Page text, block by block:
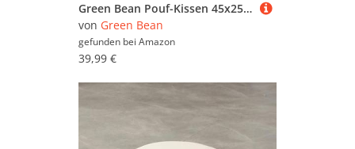
Green Bean Pouf-Kissen 45x25cm mit EPS-Perlen Füllung & Cordstoff Bodenkissen Liegekissen Sitzkissen Sitzhocker Sessel Kinder Erwachsene Stoff Hocker Ablage Gelb
von Green Bean
gefunden bei Amazon
39,99 €